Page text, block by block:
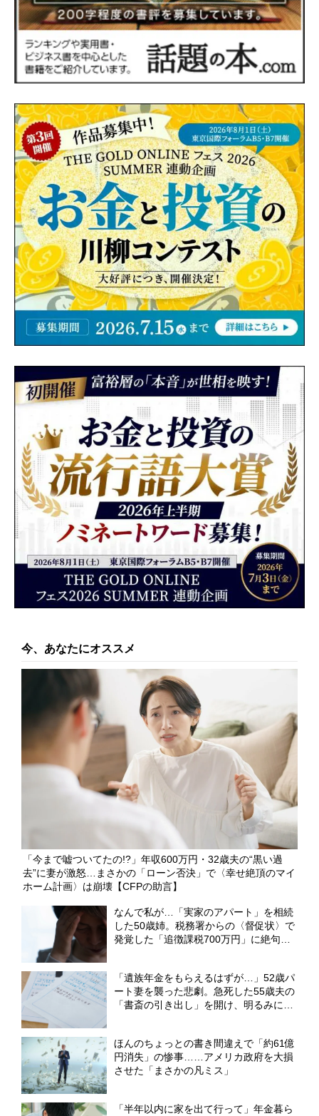
今、あなたにオススメ
「今まで嘘ついてたの!?」年収600万円・32歳夫の“黒い過
去”に妻が激怒…まさかの「ローン否決」で〈幸せ絶頂のマイ
ホーム計画〉は崩壊【CFPの助言】
なんで私が…「実家のアパート」を相続
した50歳姉。税務署からの〈督促状〉で
発覚した「追徴課税700万円」に絶句
「遺族年金をもらえるはずが…」52歳パ
ート妻を襲った悲劇。急死した55歳夫の
「書斎の引き出し」を開け、明るみに出
ほんのちょっとの書き間違えで「約61億
円消失」の惨事……アメリカ政府を大損
させた「まさかの凡ミス」
「半年以内に家を出て行って」年金暮ら